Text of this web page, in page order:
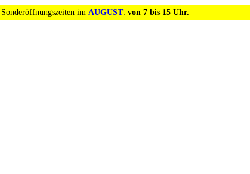
Sonderöffnungszeiten im AUGUST: von 7 bis 15 Uhr.